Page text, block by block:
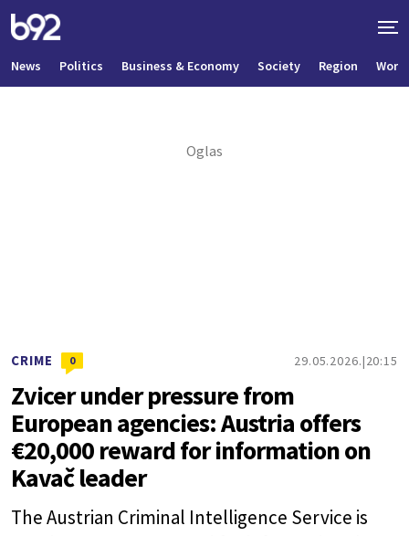
News Politics Business & Economy Society Region World
CRIME 0 29.05.2026. 20:15
Zvicer under pressure from
European agencies: Austria offers
€20,000 reward for information on
Kavač leader
The Austrian Criminal Intelligence Service is